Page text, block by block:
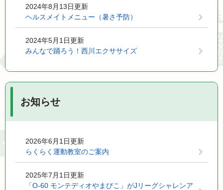
2024年8月13日更新
ヘルスメイトメニュー（暑さ予防）
2024年5月1日更新
みんなで踊ろう！西川エクササイズ
お知らせ
2026年6月1日更新
らくらく運動教室のご案内
2025年7月1日更新
「O-60 モンテディオやまびこ」がJリーグシャレンア